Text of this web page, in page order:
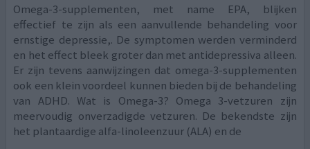
Omega-3-supplementen, met name EPA, blijken
effectief te zijn als een aanvullende behandeling voor
ernstige depressie,. De symptomen werden verminderd
en het effect bleek groter dan met antidepressiva alleen.
Er zijn tevens aanwijzingen dat omega-3-supplementen
ook een klein voordeel kunnen bieden bij de behandeling
van ADHD. Wat is Omega-3? Omega 3-vetzuren zijn
meervoudig onverzadigde vetzuren. De bekendste zijn
het plantaardige alfa-linoleenzuur (ALA) en de